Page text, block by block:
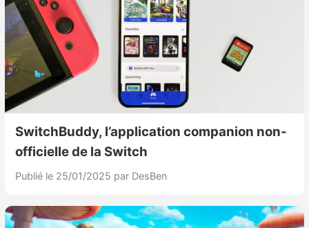
SwitchBuddy, l’application companion non-
officielle de la Switch
Publié le 25/01/2025 par DesBen